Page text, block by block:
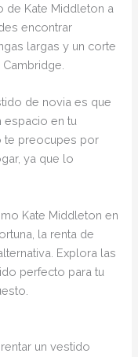
Kate Middleton a
encontrar
largas y un corte
de novia es que
espacio en tu
te preocupes por
ya que lo
Kate Middleton en
la renta de
Explora las
perfecto para tu
un vestido